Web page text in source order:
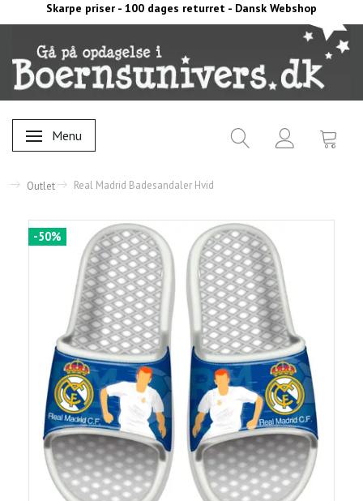
Skarpe priser - 100 dages returret - Dansk Webshop
Skifte navigation
Menu
Outlet Real Madrid Badesandaler Hvid
-50%